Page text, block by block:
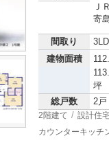
Ｊ
寄
間取り
建物面積
坪
総戸数
2戸
2階建て 設計住
カウンターキッチ